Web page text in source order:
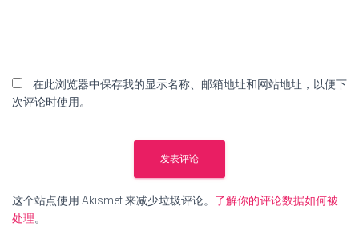
在此浏览器中保存我的显示名称、邮箱地址和网站地址，以便下
次评论时使用。
这个站点使用 Akismet 来减少垃圾评论。 了解你的评论数据如何被
处理。